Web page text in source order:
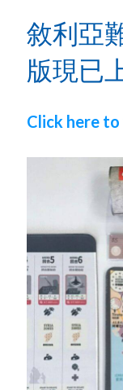
敘利亞
版現已
Click here